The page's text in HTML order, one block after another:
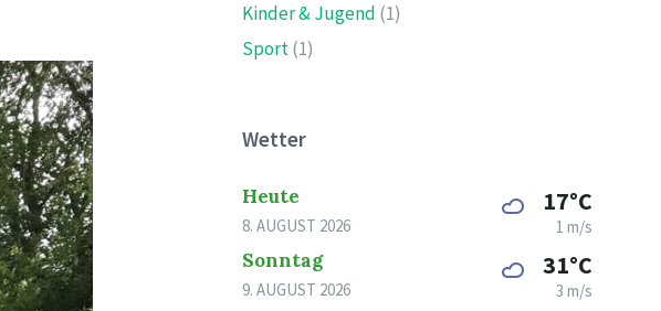
Kinder & Jugend (1)
Sport(1)
Wetter
Heute
8. AUGUST 2026
17°C
1 m/s
Sonntag
9. AUGUST 2026
31°C
3 m/s